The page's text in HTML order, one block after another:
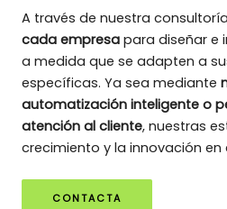
A través de nuestra
cada empresa para diseñar e
a medida que se adapten a
específicas. Ya sea mediante
automatización inteligente o
atención al cliente, nuestras
crecimiento y la innovación en
CONTACTA